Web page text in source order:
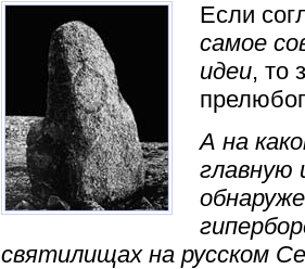
Если
самое
идеи, то
А на
главную
святилищах на русском